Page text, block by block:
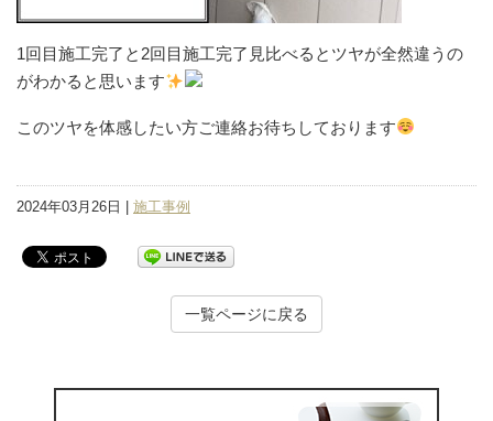
1回目施工完了と2回目施工完了見比べるとツヤが全然違うの
がわかると思います
このツヤを体感したい方ご連絡お待ちしております
2024年03月26日 | 施工事例
一覧ページに戻る